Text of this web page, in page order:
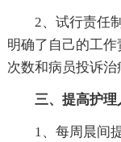
2、试行责任制
明确了自己的工
次数和病员投诉治
三、提高护
1、每周晨间提